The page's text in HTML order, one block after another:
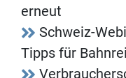
erneut
Schweiz-
Tipps für